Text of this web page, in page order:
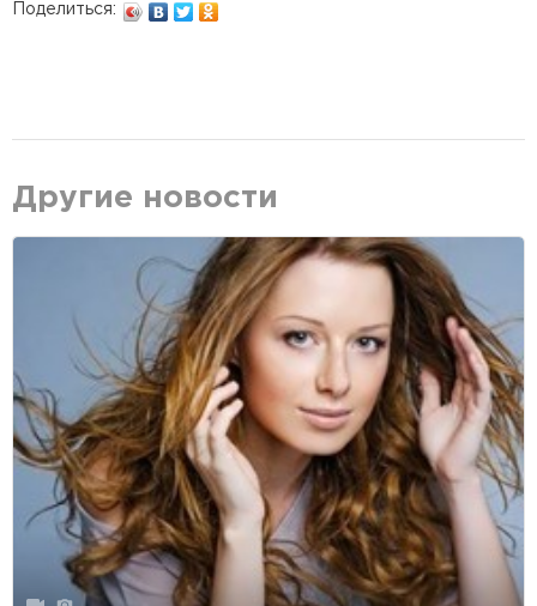
Поделиться:
Другие новости